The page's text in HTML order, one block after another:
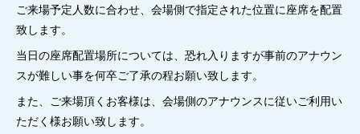
ご来場予定人数に合わせ、会場側で指定された位置に座席を配置
致します。
当日の座席配置場所については、恐れ入りますが事前のアナウン
スが難しい事を何卒ご了承の程お願い致します。
また、ご来場頂くお客様は、会場側のアナウンスに従いご利用い
ただく様お願い致します。